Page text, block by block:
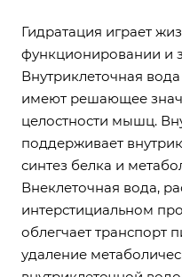
Гидратация играет
функционировании и
Внутриклеточная
имеют решающее
целостности мышц.
поддерживает
синтез белка и
Внеклеточная вода,
интерстициальном
облегчает транспорт
удаление